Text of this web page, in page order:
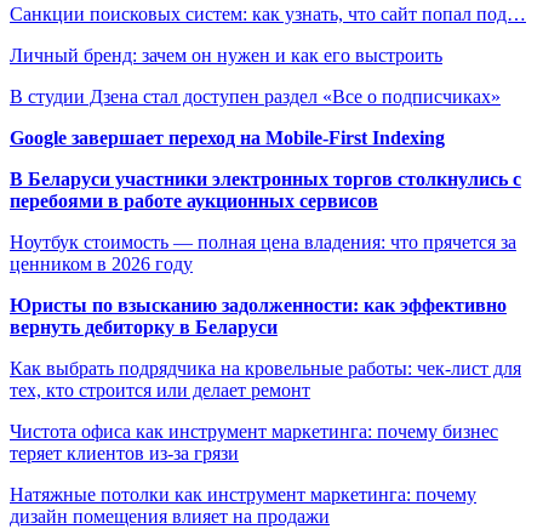
Санкции поисковых систем: как узнать, что сайт попал под…
Личный бренд: зачем он нужен и как его выстроить
В студии Дзена стал доступен раздел «Все о подписчиках»
Google завершает переход на Mobile-First Indexing
В Беларуси участники электронных торгов столкнулись с
перебоями в работе аукционных сервисов
Ноутбук стоимость — полная цена владения: что прячется за
ценником в 2026 году
Юристы по взысканию задолженности: как эффективно
вернуть дебиторку в Беларуси
Как выбрать подрядчика на кровельные работы: чек-лист для
тех, кто строится или делает ремонт
Чистота офиса как инструмент маркетинга: почему бизнес
теряет клиентов из-за грязи
Натяжные потолки как инструмент маркетинга: почему
дизайн помещения влияет на продажи